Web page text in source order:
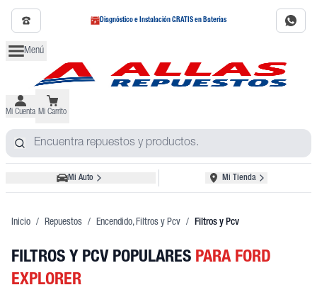
Diagnóstico e Instalación GRATIS en Baterías
Menú
Mi Cuenta Mi Carrito
Mi Auto Mi Tienda
Inicio / Repuestos / Encendido, Filtros y Pcv / Filtros y Pcv
FILTROS Y PCV POPULARES PARA FORD
EXPLORER